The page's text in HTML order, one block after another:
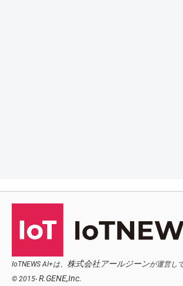
IoTNEWS AI+は、 株式会社アールジーンが運営し
© 2015- R.GENE,Inc.